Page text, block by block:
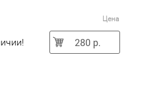
Цена
280 р.